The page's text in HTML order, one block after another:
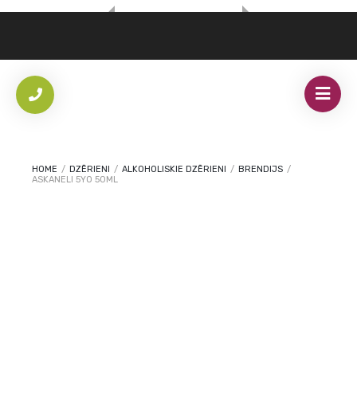
HOME / DZĒRIENI / ALKOHOLISKIE DZĒRIENI / BRENDIJS /
ASKANELI 5YO 50ML